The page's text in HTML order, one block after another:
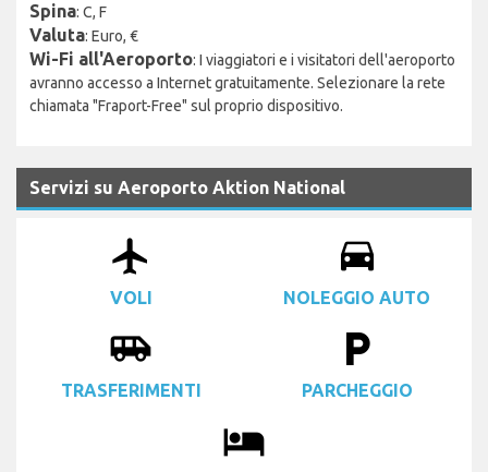
Spina: C, F
Valuta: Euro, €
Wi-Fi all'Aeroporto: I viaggiatori e i visitatori dell'aeroporto
avranno accesso a Internet gratuitamente. Selezionare la rete
chiamata "Fraport-Free" sul proprio dispositivo.
Servizi su Aeroporto Aktion National
airplanemode_active
VOLI
drive_eta
NOLEGGIO AUTO
airport_shuttle
TRASFERIMENTI
local_parking
PARCHEGGIO
local_hotel